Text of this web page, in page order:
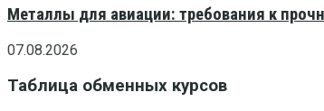
Металлы для авиации: требования к
07.08.2026
Таблица обменных курсов